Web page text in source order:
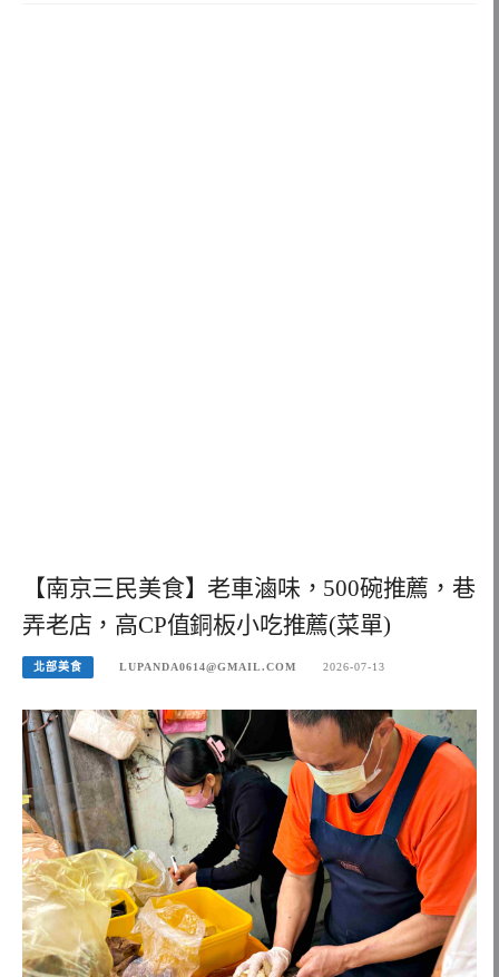
【南京三民美食】老車滷味，500碗推薦，巷
弄老店，高CP值銅板小吃推薦(菜單)
北部美食 LUPANDA0614@GMAIL.COM 2026-07-13